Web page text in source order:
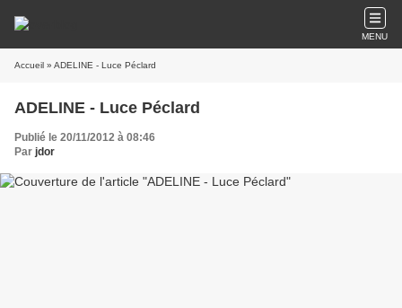
MENU
Accueil » ADELINE - Luce Péclard
ADELINE - Luce Péclard
Publié le 20/11/2012 à 08:46
Par jdor